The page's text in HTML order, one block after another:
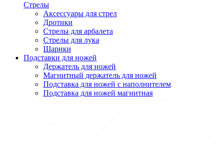
Стрелы
Аксессуары для стрел
Дротики
Стрелы для арбалета
Стрелы для лука
Шарики
Подставки для ножей
Держатель для ножей
Магнитный держатель для ножей
Подставка для ножей с наполнителем
Подставка для ножей магнитная